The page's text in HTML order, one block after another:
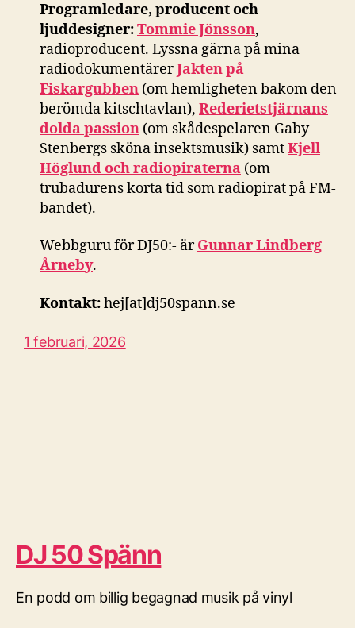
Programledare, producent och
ljuddesigner:Tommie Jönsson,
radioproducent. Lyssna gärna på mina
radiodokumentärerJakten på
Fiskargubben (om hemligheten bakom den
berömda kitschtavlan), Rederietstjärnans
dolda passion (om skådespelaren Gaby
Stenbergs sköna insektsmusik) samtKjell
Höglund och radiopiraterna (om
trubadurens korta tid som radiopirat på FM-
bandet).
Webbguru för DJ50:- ärGunnar Lindberg
Årneby.
Kontakt:hej[at]dj50spann.se
1 februari, 2026
DJ 50 Spänn
En podd om billig begagnad musik på vinyl